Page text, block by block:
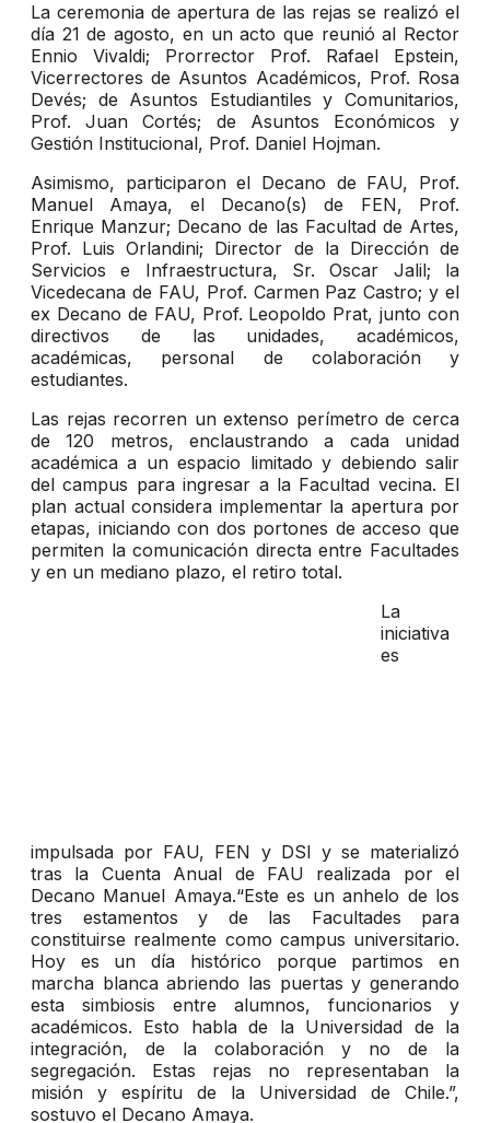
La ceremonia de apertura de las rejas se realizó el
día 21 de agosto, en un acto que reunió al Rector
Ennio Vivaldi; Prorrector Prof. Rafael Epstein,
Vicerrectores de Asuntos Académicos, Prof. Rosa
Devés; de Asuntos Estudiantiles y Comunitarios,
Prof. Juan Cortés; de Asuntos Económicos y
Gestión Institucional, Prof. Daniel Hojman.
Asimismo, participaron el Decano de FAU, Prof.
Manuel Amaya, el Decano(s) de FEN, Prof.
Enrique Manzur; Decano de las Facultad de Artes,
Prof. Luis Orlandini; Director de la Dirección de
Servicios e Infraestructura, Sr. Oscar Jalil; la
Vicedecana de FAU, Prof. Carmen Paz Castro; y el
ex Decano de FAU, Prof. Leopoldo Prat, junto con
directivos de las unidades, académicos,
académicas, personal de colaboración y
estudiantes.
Las rejas recorren un extenso perímetro de cerca
de 120 metros, enclaustrando a cada unidad
académica a un espacio limitado y debiendo salir
del campus para ingresar a la Facultad vecina. El
plan actual considera implementar la apertura por
etapas, iniciando con dos portones de acceso que
permiten la comunicación directa entre Facultades
y en un mediano plazo, el retiro total.
La
iniciativa
es
impulsada por FAU, FEN y DSI y se materializó
tras la Cuenta Anual de FAU realizada por el
Decano Manuel Amaya.“Este es un anhelo de los
tres estamentos y de las Facultades para
constituirse realmente como campus universitario.
Hoy es un día histórico porque partimos en
marcha blanca abriendo las puertas y generando
esta simbiosis entre alumnos, funcionarios y
académicos. Esto habla de la Universidad de la
integración, de la colaboración y no de la
segregación. Estas rejas no representaban la
misión y espíritu de la Universidad de Chile.”,
sostuvo el Decano Amaya.